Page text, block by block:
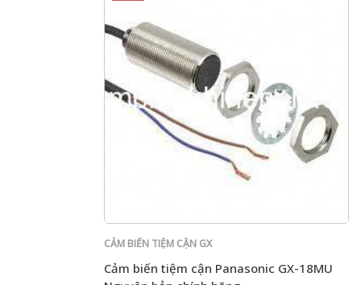
CẢM BIẾN TIỆM CẬN GX
Cảm biến tiệm cận Panasonic GX-18MU